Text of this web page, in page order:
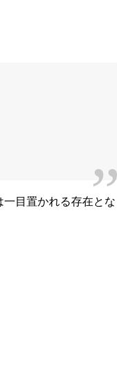
目置かれる存在とな